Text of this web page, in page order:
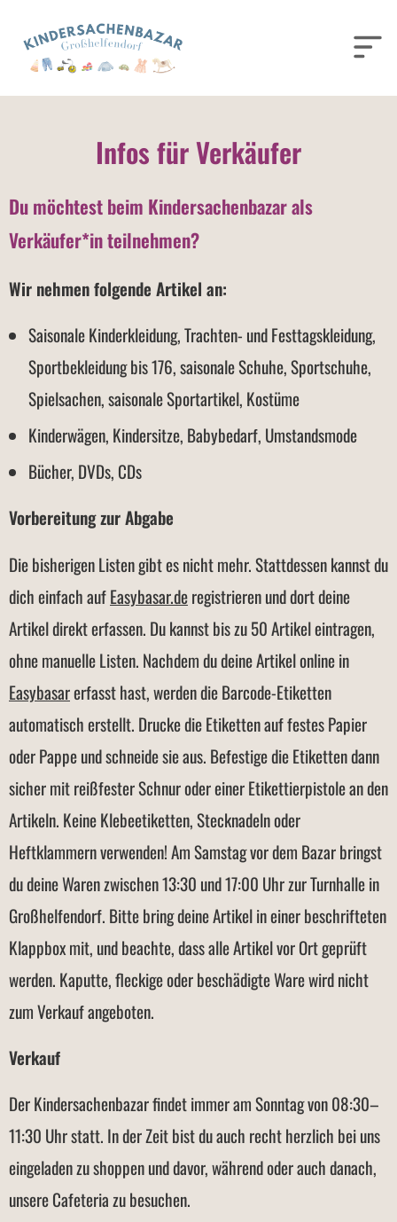
Infos für Verkäufer
Du möchtest beim Kindersachenbazar als
Verkäufer*in teilnehmen?
Wir nehmen folgende Artikel an:
Saisonale Kinderkleidung, Trachten- und Festtagskleidung,
Sportbekleidung bis 176, saisonale Schuhe, Sportschuhe,
Spielsachen, saisonale Sportartikel, Kostüme
Kinderwägen, Kindersitze, Babybedarf, Umstandsmode
Bücher, DVDs, CDs
Vorbereitung zur Abgabe
Die bisherigen Listen gibt es nicht mehr. Stattdessen kannst du
dich einfach aufEasybasar.deregistrieren und dort deine
Artikel direkt erfassen. Du kannst bis zu 50 Artikel eintragen,
ohne manuelle Listen. Nachdem du deine Artikel online in
Easybasarerfasst hast, werden die Barcode-Etiketten
automatisch erstellt. Drucke die Etiketten auf festes Papier
oder Pappe und schneide sie aus. Befestige die Etiketten dann
sicher mit reißfester Schnur oder einer Etikettierpistole an den
Artikeln. Keine Klebeetiketten, Stecknadeln oder
Heftklammern verwenden! Am Samstag vor dem Bazar bringst
du deine Waren zwischen 13:30 und 17:00 Uhr zur Turnhalle in
Großhelfendorf. Bitte bring deine Artikel in einer beschrifteten
Klappbox mit, und beachte, dass alle Artikel vor Ort geprüft
werden. Kaputte, fleckige oder beschädigte Ware wird nicht
zum Verkauf angeboten.
Verkauf
Der Kindersachenbazar findet immer am Sonntag von 08:30–
11:30 Uhr statt. In der Zeit bist du auch recht herzlich bei uns
eingeladen zu shoppen und davor, während oder auch danach,
unsere Cafeteria zu besuchen.